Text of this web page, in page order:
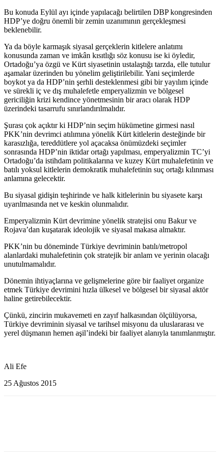
Bu konuda Eylül ayı içinde yapılacağı belirtilen DBP kongresinden
HDP’ye doğru önemli bir zemin uzanımının gerçekleşmesi
beklenebilir.
Ya da böyle karmaşık siyasal gerçeklerin kitlelere anlatımı
konusunda zaman ve imkân kısıtlığı söz konusu ise ki öyledir,
Ortadoğu’ya özgü ve Kürt siyasetinin ustalaştığı tarzda, elle tutulur
aşamalar üzerinden bu yönelim geliştirilebilir. Yani seçimlerde
boykot ya da HDP’nin şerhli desteklenmesi gibi bir yayılım içinde
ve sürekli iç ve dış muhalefetle emperyalizmin ve bölgesel
gericiliğin krizi kendince yönetmesinin bir aracı olarak HDP
üzerindeki tasarrufu sınırlandırılmalıdır.
Şurası çok açıktır ki HDP’nin seçim hükümetine girmesi nasıl
PKK’nin devrimci atılımına yönelik Kürt kitlelerin desteğinde bir
karasızlığa, tereddütlere yol açacaksa önümüzdeki seçimler
sonrasında HDP’nin iktidar ortağı yapılması, emperyalizmin TC’yi
Ortadoğu’da istihdam politikalarına ve kuzey Kürt muhalefetinin ve
batılı yoksul kitlelerin demokratik muhalefetinin suç ortağı kılınması
anlamına gelecektir.
Bu siyasal gidişin teşhirinde ve halk kitlelerinin bu siyasete karşı
uyarılmasında net ve keskin olunmalıdır.
Emperyalizmin Kürt devrimine yönelik stratejisi onu Bakur ve
Rojava’dan kuşatarak ideolojik ve siyasal makasa almaktır.
PKK’nin bu döneminde Türkiye devriminin batılı/metropol
alanlardaki muhalefetinin çok stratejik bir anlam ve yerinin olacağı
unutulmamalıdır.
Dönemin ihtiyaçlarına ve gelişmelerine göre bir faaliyet organize
etmek Türkiye devrimini hızla ülkesel ve bölgesel bir siyasal aktör
haline getirebilecektir.
Çünkü, zincirin mukavemeti en zayıf halkasından ölçülüyorsa,
Türkiye devriminin siyasal ve tarihsel misyonu da uluslararası ve
yerel düşmanın hemen aşil’indeki bir faaliyet alanıyla tanımlanmıştır.
Ali Efe
25 Ağustos 2015